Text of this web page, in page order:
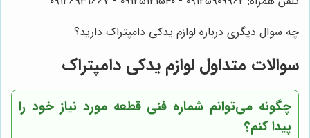
چه سوال دیگری درباره لوازم یدکی دامپتراک دارید؟
سوالات متداول لوازم یدکی دامپتراک
چگونه می‌توانم شماره فنی قطعه مورد نیاز خود را
پیدا کنم؟